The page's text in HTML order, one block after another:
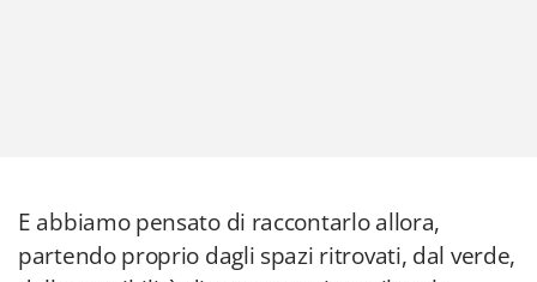
E abbiamo pensato di raccontarlo allora,
partendo proprio dagli spazi ritrovati, dal verde,